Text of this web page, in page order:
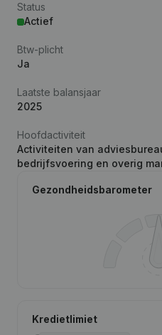
Status
Actief
Btw-plicht
Ja
Laatste balansjaar
2025
Hoofdactiviteit
Activiteiten van
bedrijfsvoering en overig
Gezondheidsbarometer
Kredietlimiet